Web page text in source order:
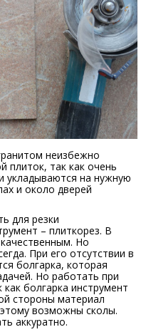
неизбежно
плиток, так как очень
укладываются на нужную
и около дверей
для резки
– плиткорез. В
Но
При его отсутствии в
болгарка, которая
Но работать при
болгарка инструмент
стороны материал
возможны сколы.
аккуратно.